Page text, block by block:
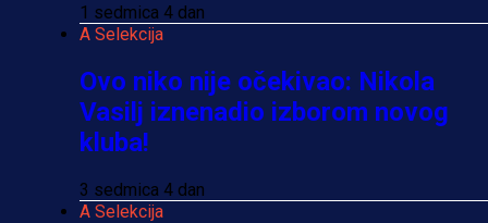
1 sedmica 4 dan
A Selekcija
Ovo niko nije očekivao: Nikola
Vasilj iznenadio izborom novog
kluba!
3 sedmica 4 dan
A Selekcija